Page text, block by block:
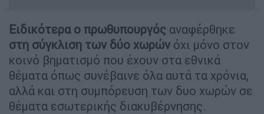
Ειδικότερα ο πρωθυπουργός αναφέρθηκε
στη σύγκλιση των δύο χωρών όχι μόνο στον
κοινό βηματισμό που έχουν στα εθνικά
θέματα όπως συνέβαινε όλα αυτά τα χρόνια,
αλλά και στη συμπόρευση των δυο χωρών σε
θέματα εσωτερικής διακυβέρνησης.